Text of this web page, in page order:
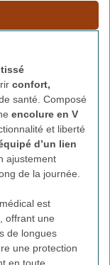
confort,
santé. Composé
encolure en V
et liberté
d’un lien
ajustement
de la journée.
est
, offrant une
de longues
une protection